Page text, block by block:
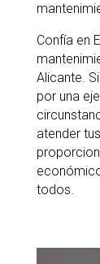
Confía en
Alicante.
por una
atender
todos.